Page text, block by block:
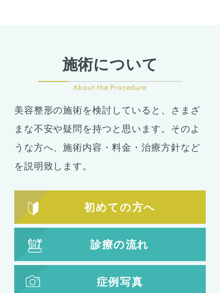
施術について
About the Procedure
美容整形の施術を検討していると、さまざ
まな不安や疑問を持つと思います。そのよ
うな方へ、施術内容・料金・治療方針など
を説明致します。
初めての方へ
診療の流れ
症例写真